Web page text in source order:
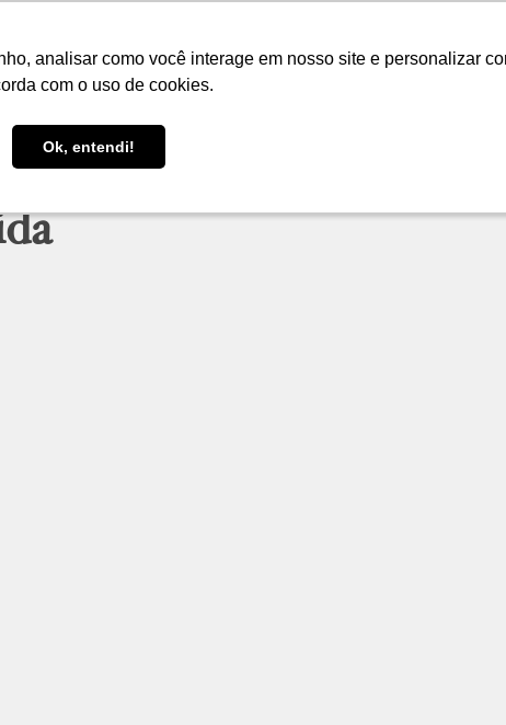
analisar como você interage em nosso site e personalizar
com o uso de cookies.
Ok, entendi!
analisar como você interage em nosso site e personalizar
com o uso de cookies.
Ok, entendi!
FIQUE POR DENTRO PRESENTES LANÇAMENTOS